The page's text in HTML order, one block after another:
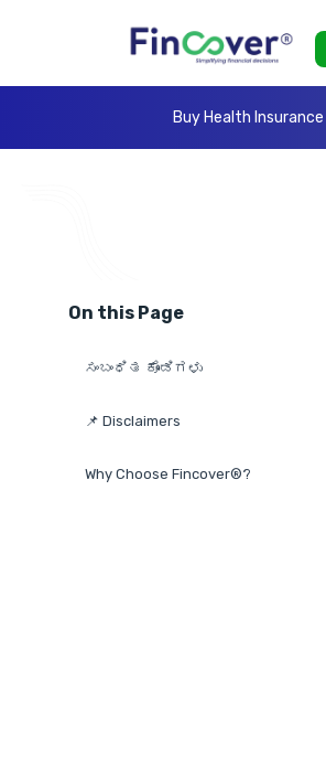
Buy Health Insurance
On this Page
ಸಂಬಂಧಿತ ಕೊಂಡಿಗಳು
📌 Disclaimers
Why Choose Fincover®?